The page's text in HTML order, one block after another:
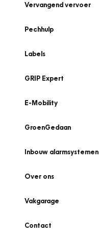
Vervangend vervoer
Pechhulp
Labels
GRIP Expert
E-Mobility
GroenGedaan
Inbouw alarmsystemen
Over ons
Vakgarage
Contact